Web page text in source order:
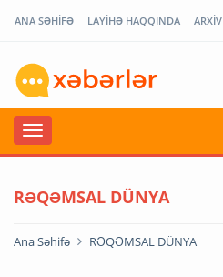
ANA SƏHİFƏ LAYİHƏ HAQQINDA ARXİV
RƏQƏMSAL DÜNYA
Ana Səhifə RƏQƏMSAL DÜNYA